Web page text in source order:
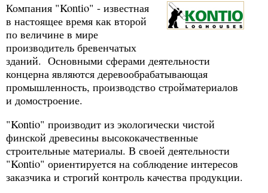
Компания "Kontio" - известная
в настоящее время как второй
по величине в мире
производитель бревенчатых
зданий. Основными сферами деятельности
концерна являются деревообрабатывающая
промышленность, производство стройматериалов
и домостроение.
"Kontio" производит из экологически чистой
финской древесины высококачественные
строительные материалы. В своей деятельности
"Kontio" ориентируется на соблюдение интересов
заказчика и строгий контроль качества продукции.